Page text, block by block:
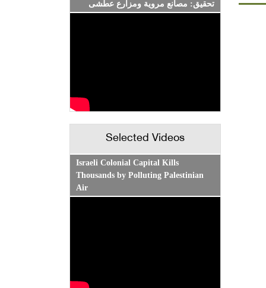
تحقيق: مصانع مروية ومزارع عطشى
Selected Videos
Israeli Colonial Capital Kills
Thousands by Polluting Palestinian
Air